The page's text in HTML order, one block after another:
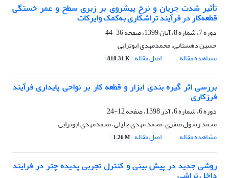
تأثیر شدت جریان و نرخ پیشروی بر زبری سطح و عمر خستگی
قطعه‌کار در فرآیند تراشکاری به‌کمک وایرکات
دوره 7، شماره 8، آبان 1399، صفحه
36-44
حسین دهستانی، محمدمهدی ابوترابی
مشاهده مقاله
اصل مقاله 818.31 K
بررسی اثر گیره بندی ابزار و قطعه کار بر نواحی پایداری فرآیند
فرزکاری
دوره 6، شماره 6، آذر 1398، صفحه
12-24
محمد رسول صفری، محمد مهدی جلیلی، محمدمهدی ابوترابی
مشاهده مقاله
اصل مقاله 1.26 M
روشی جدید در پیش‏ بینی و کنترل تجربی پدیده چتر در فرایند